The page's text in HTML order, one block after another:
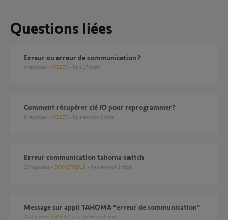
Questions liées
Erreur ou erreur de communication ?
4 réponses VOLET il y a 17 jours
Comment récupérer clé IO pour reprogrammer?
6 réponses VOLET il y a environ 2 mois
Erreur communication tahoma switch
15 réponses DOMOTIQUE il y a environ 2 mois
Message sur appli TAHOMA "erreur de communication"
74 réponses VOLET il y a environ 2 mois